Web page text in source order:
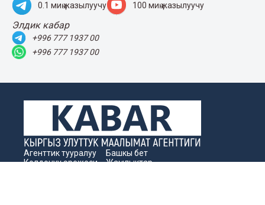
0.1 миң жазылуучу 100 миң жазылуучу
Элдик кабар
+996 777 1937 00
+996 777 1937 00
Агенттик тууралуу
Колдонуу эрежеси
Башкы бет
Жаңылыктар